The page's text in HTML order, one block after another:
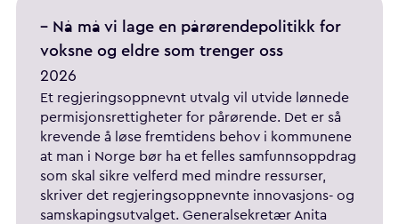
– Nå må vi lage en pårørendepolitikk for
voksne og eldre som trenger oss
2026
Et regjeringsoppnevnt utvalg vil utvide lønnede
permisjonsrettigheter for pårørende. Det er så
krevende å løse fremtidens behov i kommunene
at man i Norge bør ha et felles samfunnsoppdrag
som skal sikre velferd med mindre ressurser,
skriver det regjeringsoppnevnte innovasjons- og
samskapingsutvalget. Generalsekretær Anita